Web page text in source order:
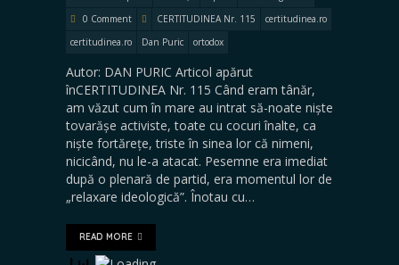
0 Comment
CERTITUDINEA Nr. 115
certitudinea.ro
certitudinea.ro
Dan Puric ortodox
Autor: DAN PURIC Articol apărut
înCERTITUDINEA Nr. 115 Când eram tânăr,
am văzut cum în mare au intrat să-noate niște
tovarășe activiste, toate cu cocuri înalte, ca
niște fortărețe, triste în sinea lor că nimeni,
nicicând, nu le-a atacat. Pesemne era imediat
după o plenară de partid, era momentul lor de
„relaxare ideologică”. Înotau cu…
READ MORE